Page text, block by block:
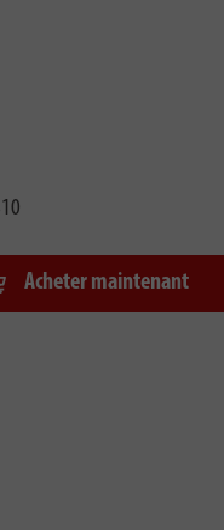
Acheter maintenant